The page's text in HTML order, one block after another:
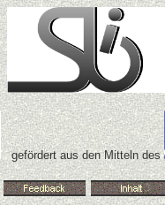
gefördert aus den Mitteln des